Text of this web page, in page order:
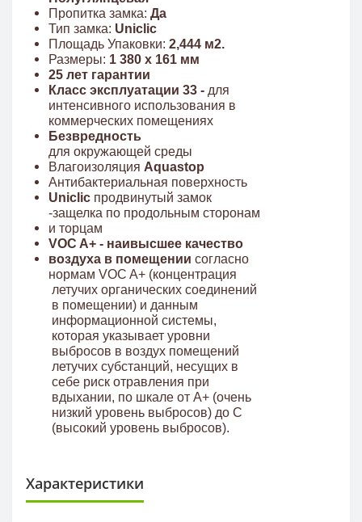
Пропитка замка: Да
Тип замка: Uniclic
Площадь Упаковки: 2,444 м2.
Размеры: 1 380 x 161 мм
25 лет гарантии
Класс эксплуатации 33 - для
интенсивного использования в
коммерческих помещениях
Безвредность
для окружающей среды
Влагоизоляция Aquastop
Антибактериальная поверхность
Uniclic продвинутый замок
-защелка по продольным сторонам
и торцам
VOC A+ - наивысшее качество
воздуха в помещении согласно
нормам VOC A+ (концентрация
летучих органических соединений
в помещении) и данным
информационной системы,
которая указывает уровни
выбросов в воздух помещений
летучих субстанций, несущих в
себе риск отравления при
вдыхании, по шкале от A+ (очень
низкий уровень выбросов) до С
(высокий уровень выбросов).
Характеристики